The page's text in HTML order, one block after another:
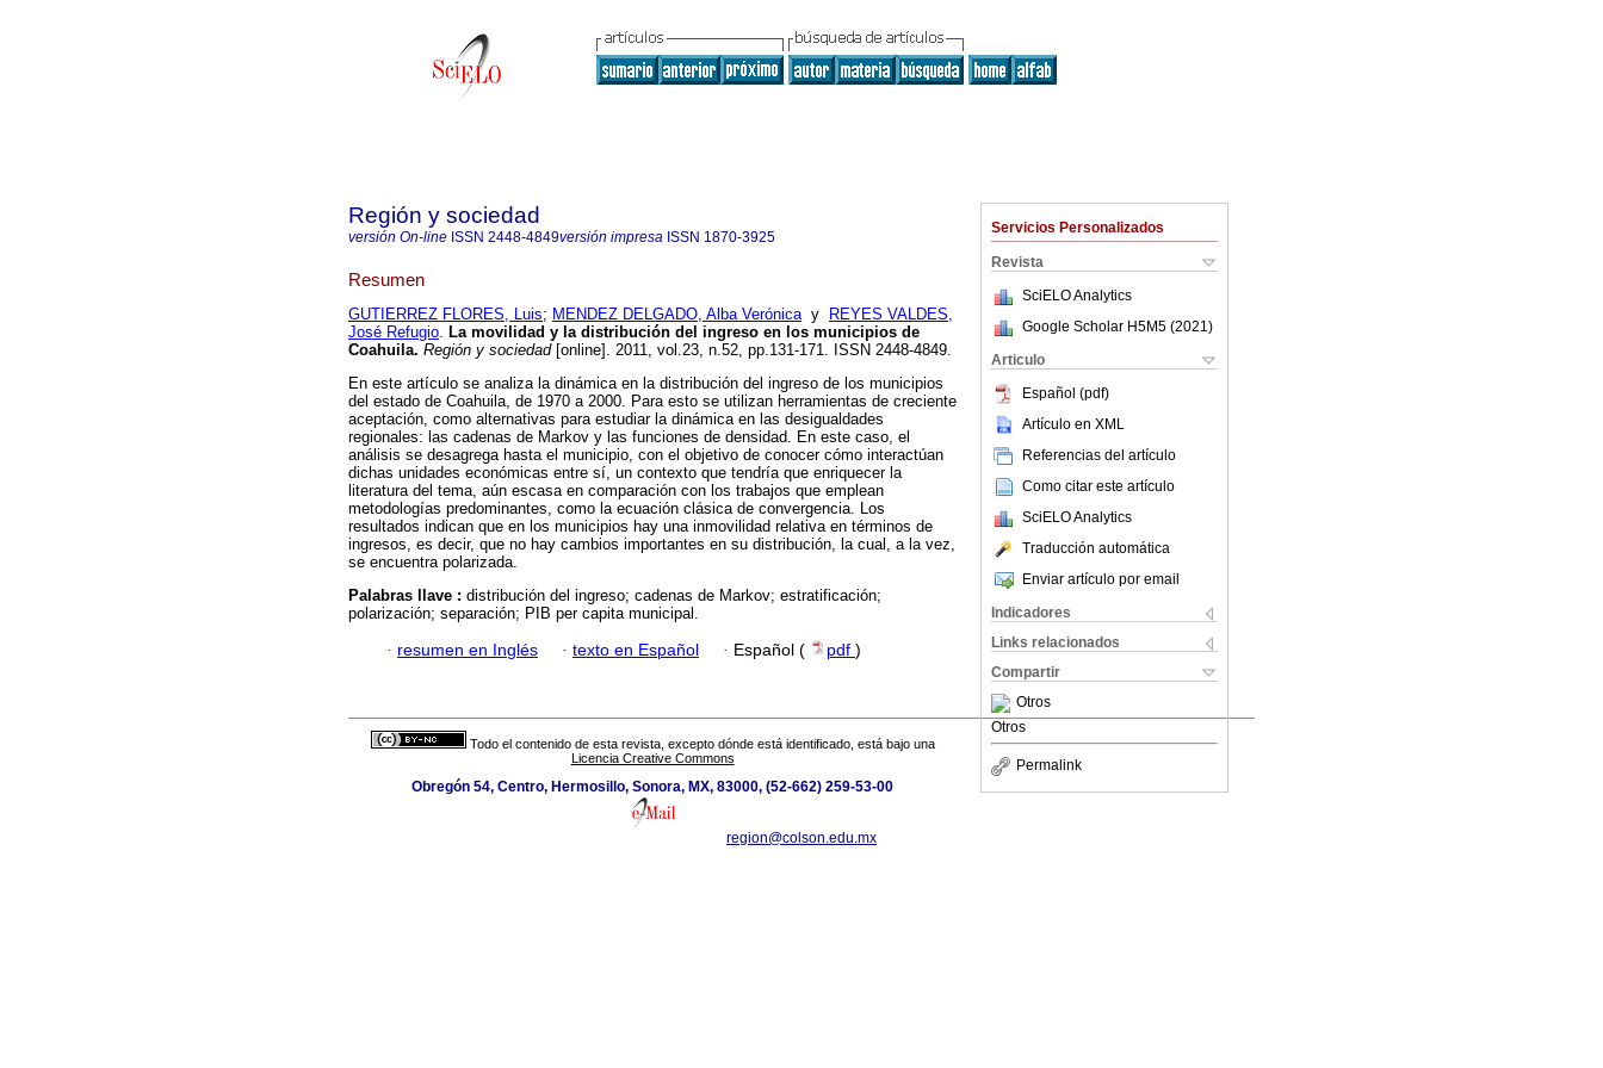
Servicios Personalizados
Revista
SciELO Analytics
Google Scholar H5M5 (2021 )
Articulo
Español (pdf)
Artículo en XML
Referencias del artículo
Como citar este artículo
SciELO Analytics
Traducción automática
Enviar artículo por email
Indicadores
Links relacionados
Compartir
Otros
Otros
Permalink
Región y sociedad
versión On-line ISSN 2448-4849versión impresa ISSN 1870-3925
Resumen
GUTIERREZ FLORES, Luis; MENDEZ DELGADO, Alba Verónicay
REYES VALDES,
José Refugio. La movilidad y la distribución del ingreso en los municipios de
Coahuila. Región y sociedad[online]. 2011, vol.23, n.52, pp.131-171. ISSN 2448-4849.
En este artículo se analiza la dinámica en la distribución del ingreso de los municipios
del estado de Coahuila, de 1970 a 2000. Para esto se utilizan herramientas de creciente
aceptación, como alternativas para estudiar la dinámica en las desigualdades
regionales: las cadenas de Markov y las funciones de densidad. En este caso, el
análisis se desagrega hasta el municipio, con el objetivo de conocer cómo interactúan
dichas unidades económicas entre sí, un contexto que tendría que enriquecer la
literatura del tema, aún escasa en comparación con los trabajos que emplean
metodologías predominantes, como la ecuación clásica de convergencia. Los
resultados indican que en los municipios hay una inmovilidad relativa en términos de
ingresos, es decir, que no hay cambios importantes en su distribución, la cual, a la vez,
se encuentra polarizada.
Palabras llave : distribución del ingreso; cadenas de Markov; estratificación;
polarización; separación; PIB per capita municipal.
· resumen en Inglés · texto en Español · Español ( pdf )
Todo el contenido de esta revista, excepto dónde está identificado, está bajo una
Licencia Creative Commons
Obregón 54, Centro, Hermosillo, Sonora, MX, 83000, (52-662) 259-53-00
region@colson.edu.mx